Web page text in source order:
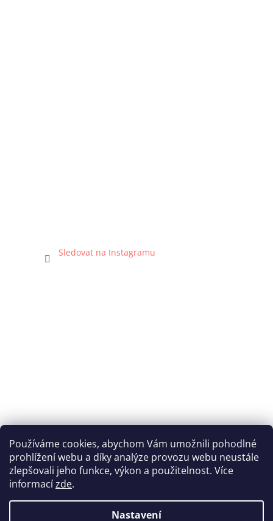
Používáme cookies, abychom Vám umožnili pohodlné
prohlížení webu a díky analýze provozu webu neustále
zlepšovali jeho funkce, výkon a použitelnost. Více
informacízde.
Nastavení
Sledovat na Instagramu
Katka Hromasová Foto
Vytvořil Shoptet